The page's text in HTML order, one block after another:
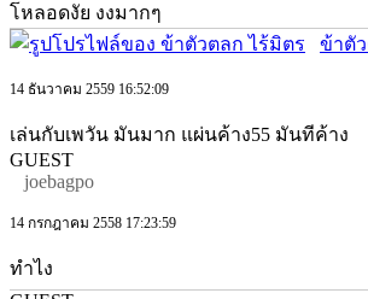
โหลอดงัย งงมากๆ
ข้าตั
14 ธันวาคม 2559 16:52:09
เล่นกับเพวัน มันมาก แผ่นค้าง55 มันทีค้าง
GUEST
joebagpo
14 กรกฎาคม 2558 17:23:59
ทำไง